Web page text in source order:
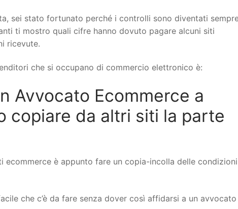
sei stato fortunato perché i controlli sono diventati
ti mostro quali cifre hanno dovuto pagare alcuni siti
ricevute.
che si occupano di commercio elettronico è:
Avvocato Ecommerce a
copiare da altri siti la parte
ecommerce è appunto fare un copia-incolla delle
che c’è da fare senza dover così affidarsi a un avvocato